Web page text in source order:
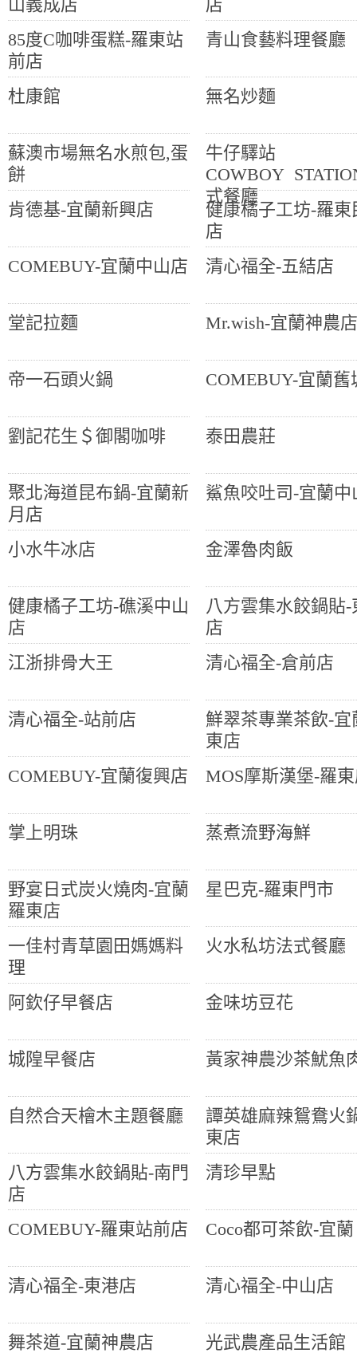
山義成店
店
85度C咖啡蛋糕-羅東站
前店
青山食藝料理餐廳
杜康館 無名炒麵
蘇澳市場無名水煎包,蛋
餅
牛仔驛站
COWBOY
式餐廳
肯德基-宜蘭新興店
健康橘子工坊-羅東
店
COMEBUY-宜蘭中山店
清心福全-五結店
堂記拉麵 Mr.wish-宜蘭神農店
帝一石頭火鍋 COMEBUY-宜蘭舊
劉記花生＄御閣咖啡 泰田農莊
聚北海道昆布鍋-宜蘭新
月店
鯊魚咬吐司-宜蘭中
小水牛冰店 金澤魯肉飯
健康橘子工坊-礁溪中山
店
八方雲集水餃鍋貼-
店
江浙排骨大王
清心福全-倉前店
清心福全-站前店
鮮翠茶專業茶飲-宜
東店
COMEBUY-宜蘭復興店
MOS摩斯漢堡-羅
掌上明珠 蒸煮流野海鮮
野宴日式炭火燒肉-宜蘭
羅東店
星巴克-羅東門市
一佳村青草園田媽媽料
理
火水私坊法式餐廳
阿欽仔早餐店 金味坊豆花
城隍早餐店 黃家神農沙茶魷魚
自然合天檜木主題餐廳
譚英雄麻辣鴛鴦火
東店
八方雲集水餃鍋貼-南門
店
清珍早點
COMEBUY-羅東站前店 Coco都可茶飲-宜蘭
清心福全-東港店 清心福全-中山店
舞茶道-宜蘭神農店 光武農產品生活館